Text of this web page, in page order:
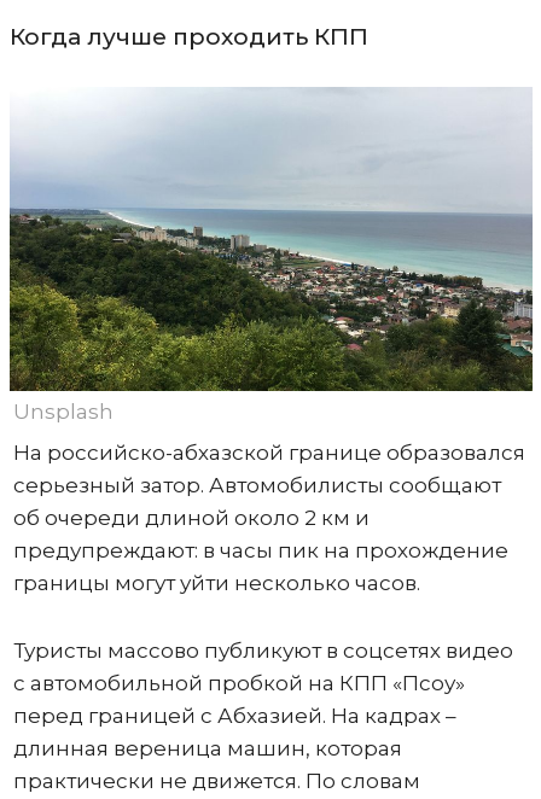
Когда лучше проходить КПП
Unsplash
На российско-абхазской границе образовался
серьезный затор. Автомобилисты сообщают
об очереди длиной около 2 км и
предупреждают: в часы пик на прохождение
границы могут уйти несколько часов.
Туристы массово публикуют в соцсетях видео
с автомобильной пробкой на КПП «Псоу»
перед границей с Абхазией. На кадрах –
длинная вереница машин, которая
практически не движется. По словам